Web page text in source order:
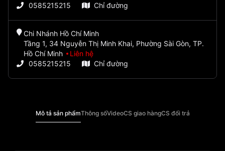
0585215215
Chỉ đường
Chi Nhánh Hồ Chí Minh
Tầng 1, 34 Nguyễn Thị Minh Khai, Phường Sài Gòn, TP.
Hồ Chí Minh
Liên hệ
0585215215
Chỉ đường
Mô tả sản phẩmThông sốVideoCS giao hàngCS đổi trả